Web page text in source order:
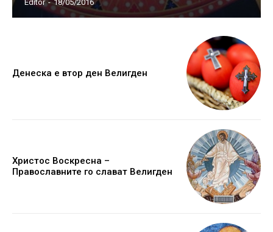
Editor - 18/05/2016
Денеска е втор ден Велигден
Христос Воскресна –
Православните го слават Велигден